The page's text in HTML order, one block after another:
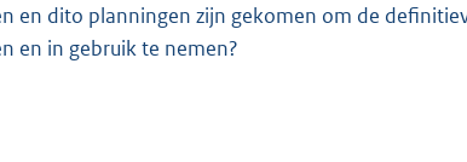
en dito planningen zijn gekomen om de
en in gebruik te nemen?